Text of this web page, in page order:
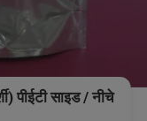
पीईटी साइड / नीचे